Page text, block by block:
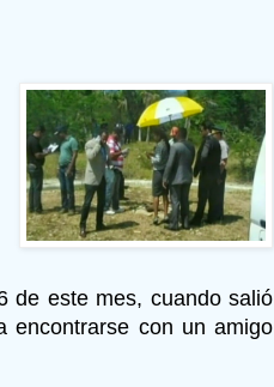
de este mes, cuando salió
encontrarse con un amigo